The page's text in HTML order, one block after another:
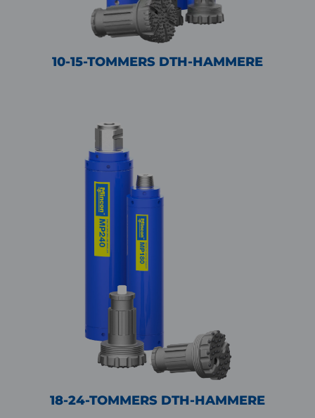
10-15-TOMMERS DTH-HAMMERE
18-24-TOMMERS DTH-HAMMERE